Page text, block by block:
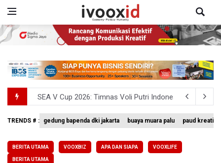
SEA V Cup 2026: Timnas Voli Putri Indonesia Menang
Kebakaran Landa Gedung Bapenda DKI Jakarta
Febrie Adriansyah Dicecar Puluhan Pertanyaan Saat
TRENDS # : gedung bapenda dki jakarta buaya muara palu paud kreatif
BERITA UTAMA VOOXBIZ APA DAN SIAPA VOOXLIFE
BERITA UTAMA